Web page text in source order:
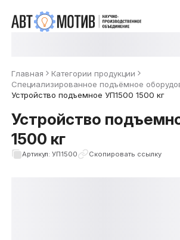
Главная
Категории продукции
Специализированное подъёмное
Устройство подъемное УП1500 1500 кг
Устройство
1500 кг
Артикул: УП1500 Скопировать ссылку